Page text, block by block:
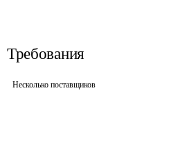
Требования
Несколько поставщиков